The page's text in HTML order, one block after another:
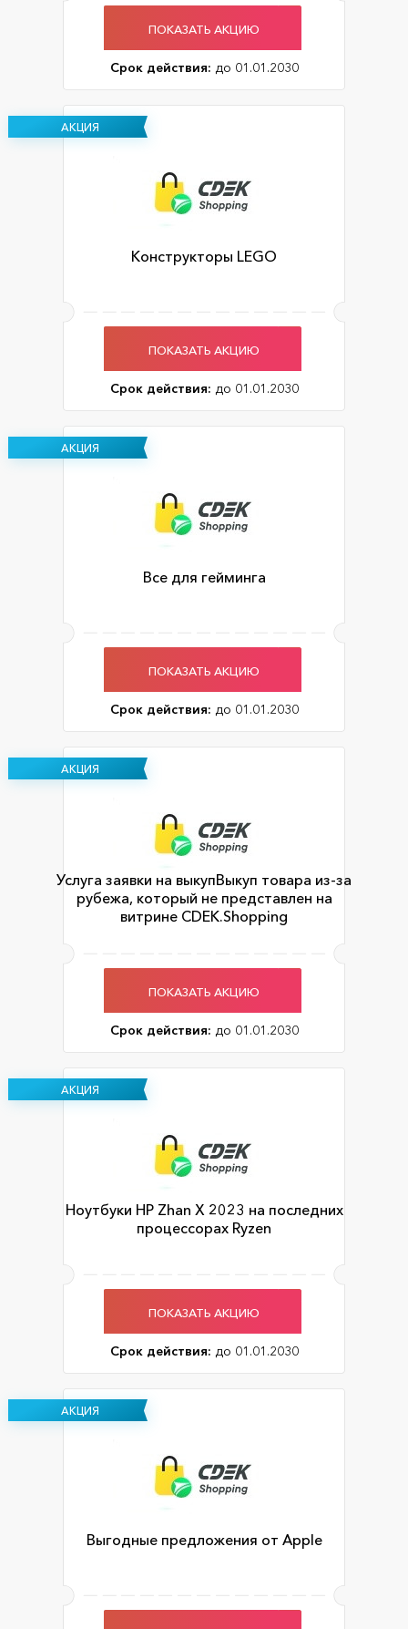
ПОКАЗАТЬ АКЦИЮ
Срок действия: до 01.01.2030
АКЦИЯ
Конструкторы LEGO
ПОКАЗАТЬ АКЦИЮ
Срок действия: до 01.01.2030
АКЦИЯ
Все для гейминга
ПОКАЗАТЬ АКЦИЮ
Срок действия: до 01.01.2030
АКЦИЯ
Услуга заявки на выкупВыкуп товара из-за
рубежа, который не представлен на
витрине CDEK.Shopping
ПОКАЗАТЬ АКЦИЮ
Срок действия: до 01.01.2030
АКЦИЯ
Ноутбуки HP Zhan X 2023 на последних
процессорах Ryzen
ПОКАЗАТЬ АКЦИЮ
Срок действия: до 01.01.2030
АКЦИЯ
Выгодные предложения от Apple